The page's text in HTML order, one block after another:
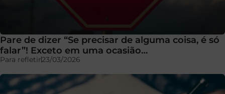
Pare de dizer “Se precisar de alguma coisa, é só
falar”! Exceto em uma ocasião…
Para refletir23/03/2026